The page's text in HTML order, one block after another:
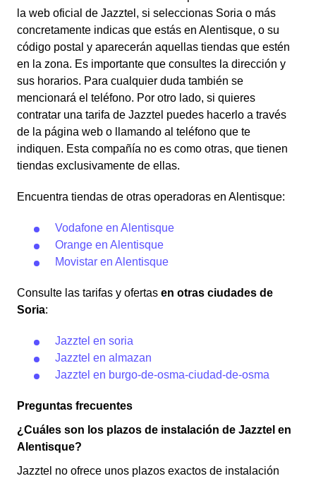
la web oficial de Jazztel, si seleccionas Soria o más
concretamente indicas que estás en Alentisque, o su
código postal y aparecerán aquellas tiendas que estén
en la zona. Es importante que consultes la dirección y
sus horarios. Para cualquier duda también se
mencionará el teléfono. Por otro lado, si quieres
contratar una tarifa de Jazztel puedes hacerlo a través
de la página web o llamando al teléfono que te
indiquen. Esta compañía no es como otras, que tienen
tiendas exclusivamente de ellas.
Encuentra tiendas de otras operadoras en Alentisque:
Vodafone en Alentisque
Orange en Alentisque
Movistar en Alentisque
Consulte las tarifas y ofertas en otras ciudades de
Soria:
Jazztel en soria
Jazztel en almazan
Jazztel en burgo-de-osma-ciudad-de-osma
Preguntas frecuentes
¿Cuáles son los plazos de instalación de Jazztel en
Alentisque?
Jazztel no ofrece unos plazos exactos de instalación